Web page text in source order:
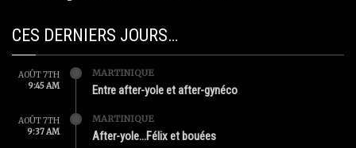
CES DERNIERS JOURS…
AOÛT 7TH
9:45 AM
MARTINIQUE
Entre after-yole et after-gynéco
AOÛT 7TH
9:37 AM
MARTINIQUE
After-yole…Félix et bouées